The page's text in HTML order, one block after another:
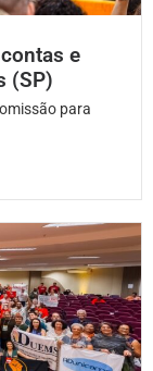
e
(SP)
para